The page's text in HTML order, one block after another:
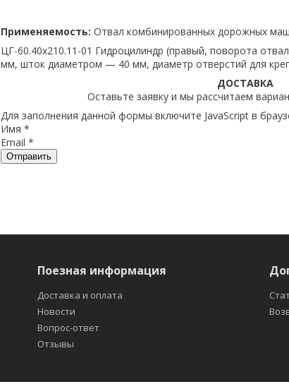
Применяемость: Отвал комбинированных дорожных
ЦГ-60.40х210.11-01 Гидроцилиндр (правый, поворота
мм, шток диаметром — 40 мм, диаметр отверстий для
ДОСТАВКА
Оставьте заявку и мы рассчитаем
Для заполнения данной формы включите JavaScript в
Имя *
Email *
Отправить
Поезная информация
Доставка и оплата
Новости
Вопрос-ответ
Отзывы